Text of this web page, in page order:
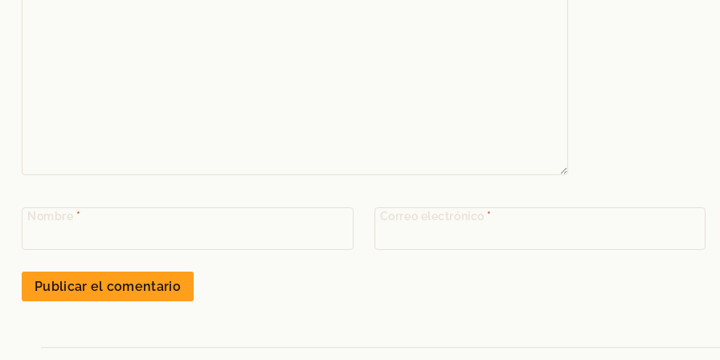
Nombre * Correo electrónico *